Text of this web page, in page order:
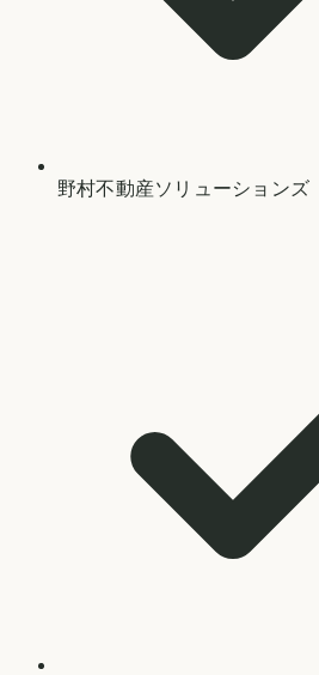
野村不動産ソリューションズ